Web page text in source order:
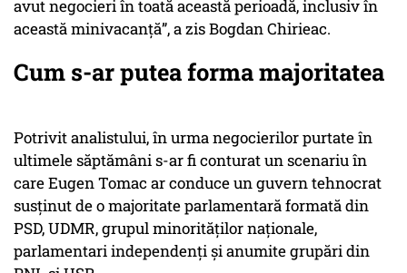
avut negocieri în toată această perioadă, inclusiv în
această minivacanță”, a zis Bogdan Chirieac.
Cum s-ar putea forma majoritatea
Potrivit analistului, în urma negocierilor purtate în
ultimele săptămâni s-ar fi conturat un scenariu în
care Eugen Tomac ar conduce un guvern tehnocrat
susținut de o majoritate parlamentară formată din
PSD, UDMR, grupul minorităților naționale,
parlamentari independenți și anumite grupări din